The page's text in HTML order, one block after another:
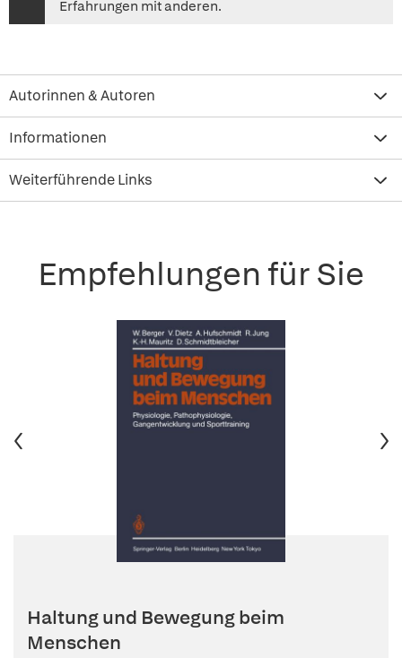
Erfahrungen mit anderen.
Autorinnen & Autoren
Informationen
Weiterführende Links
Empfehlungen für Sie
Haltung und Bewegung beim
Menschen